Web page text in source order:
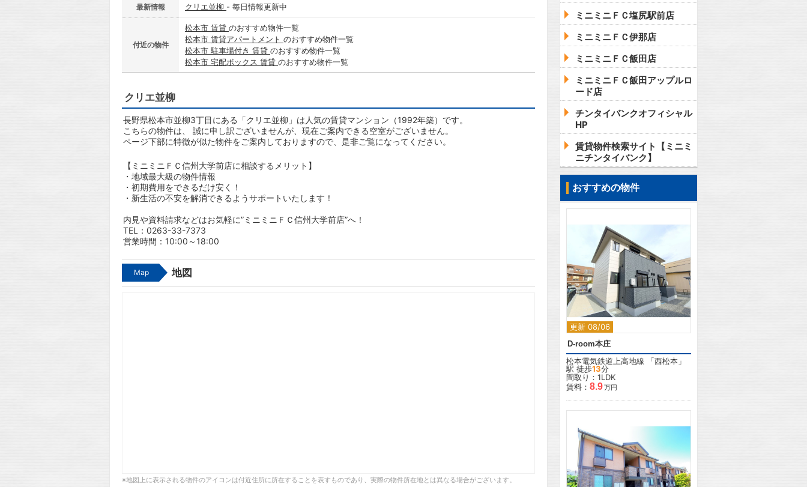
最新情報 クリエ並柳 - 毎日情報更新中
付近の物件
松本市 賃貸 のおすすめ物件一覧
松本市 賃貸アパートメント のおすすめ物件一覧
松本市 駐車場付き 賃貸 のおすすめ物件一覧
松本市 宅配ボックス 賃貸 のおすすめ物件一覧
クリエ並柳
長野県松本市並柳3丁目にある「クリエ並柳」は人気の賃貸マンション（1992年築）です。
こちらの物件は、 誠に申し訳ございませんが、現在ご案内できる空室がございません。
ページ下部に特徴が似た物件をご案内しておりますので、是非ご覧になってください。
【ミニミニＦＣ信州大学前店に相談するメリット】
・地域最大級の物件情報
・初期費用をできるだけ安く！
・新生活の不安を解消できるようサポートいたします！
内見や資料請求などはお気軽に”ミニミニＦＣ信州大学前店”へ！
TEL：0263-33-7373
営業時間：10:00～18:00
Map 地図
※地図上に表示される物件のアイコンは付近住所に所在することを表すものであり、実際の物件所在地とは異なる場合がございます。
ミニミニＦＣ塩尻駅前店
ミニミニＦＣ伊那店
ミニミニＦＣ飯田店
ミニミニＦＣ飯田アップルロ
ード店
チンタイバンクオフィシャル
HP
賃貸物件検索サイト【ミニミ
ニチンタイバンク】
おすすめの物件
更新 08/06
2
D-room本庄
松本電気鉄道上高地線 「西松本 」
駅 徒歩13分
間取り：1LDK
賃料： 8.9万円
2